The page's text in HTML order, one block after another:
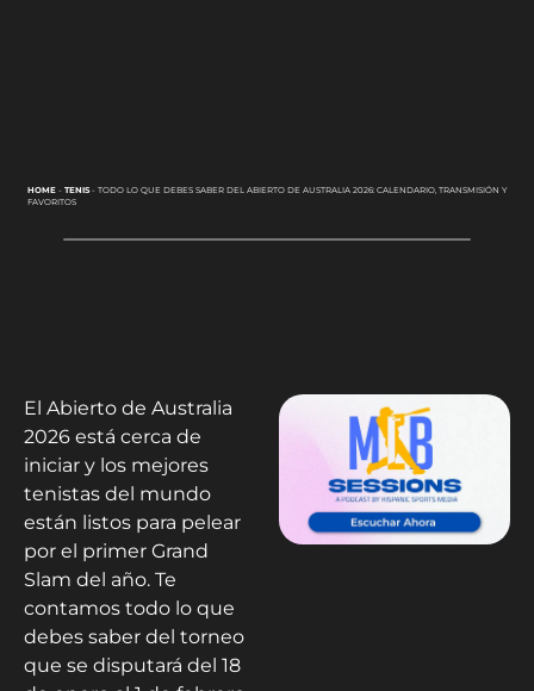
HOME- TENIS- TODO LO QUE DEBES SABER DEL ABIERTO DE AUSTRALIA 2026: CALENDARIO, TRANSMISIÓN Y
FAVORITOS
El Abierto de Australia
2026 está cerca de
iniciar y los mejores
tenistas del mundo
están listos para pelear
por el primer Grand
Slam del año. Te
contamos todo lo que
debes saber del torneo
que se disputará del 18